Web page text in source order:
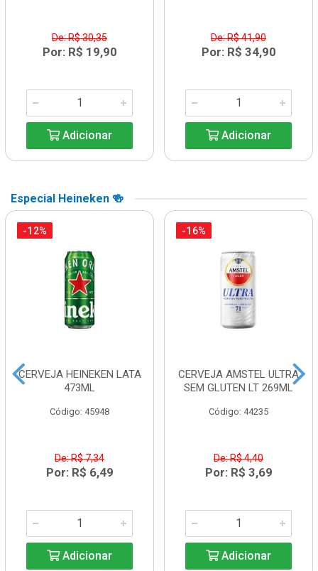
De: R$ 30,35
Por: R$ 19,90
Adicionar
De: R$ 41,90
Por: R$ 34,90
Adicionar
Especial Heineken 🍻
-12%
CERVEJA HEINEKEN LATA
473ML
Código: 45948
De: R$ 7,34
Por: R$ 6,49
Adicionar
-16%
CERVEJA AMSTEL ULTRA
SEM GLUTEN LT 269ML
Código: 44235
De: R$ 4,40
Por: R$ 3,69
Adicionar